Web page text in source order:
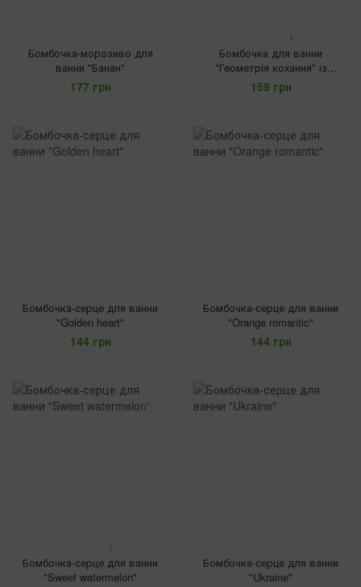
Бомбочка-морозиво для
ванни "Банан"
177 грн
1
Бомбочка для ванни
"Геометрія кохання" із
запахом граната
159 грн
Бомбочка-серце для ванни
"Golden heart"
144 грн
Бомбочка-серце для ванни
"Orange romantic"
144 грн
1
Бомбочка-серце для ванни
"Sweet watermelon"
Бомбочка-серце для ванни
"Ukraine"